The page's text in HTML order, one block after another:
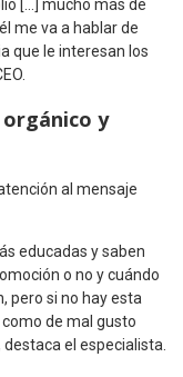
[…] mucho más de
me va a hablar de
que le interesan los
y
al mensaje
educadas y saben
o no y cuándo
pero si no hay esta
de mal gusto
el especialista.